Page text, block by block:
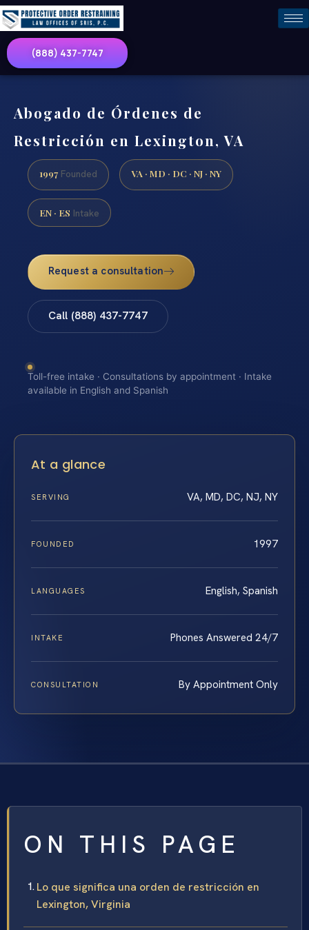
(888) 437-7747
Abogado de Órdenes de
Restricción en Lexington, VA
1997 Founded VA · MD · DC · NJ · NY
EN · ES Intake
Request a consultation
Call (888) 437-7747
Toll-free intake · Consultations by appointment · Intake
available in English and Spanish
At a glance
SERVING VA, MD, DC, NJ, NY
FOUNDED 1997
LANGUAGES English, Spanish
INTAKE Phones Answered 24/7
CONSULTATION By Appointment Only
ON THIS PAGE
Lo que significa una orden de restricción en
Lexington, Virginia